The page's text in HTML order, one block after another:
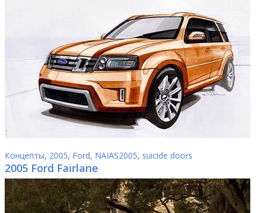
Концепты, 2005, Ford, NAIAS2005, suicide doors
2005 Ford Fairlane